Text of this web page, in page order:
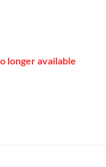
longer available